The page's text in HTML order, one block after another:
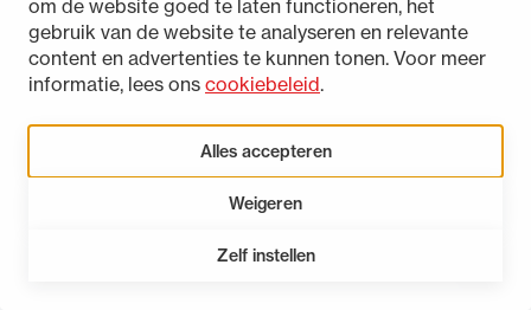
om de website goed te laten functioneren, het
gebruik van de website te analyseren en relevante
content en advertenties te kunnen tonen. Voor meer
informatie, lees ons cookiebeleid.
Alles accepteren
Weigeren
Zelf instellen
Toegankelijkheidsverklaring
Disclaimer